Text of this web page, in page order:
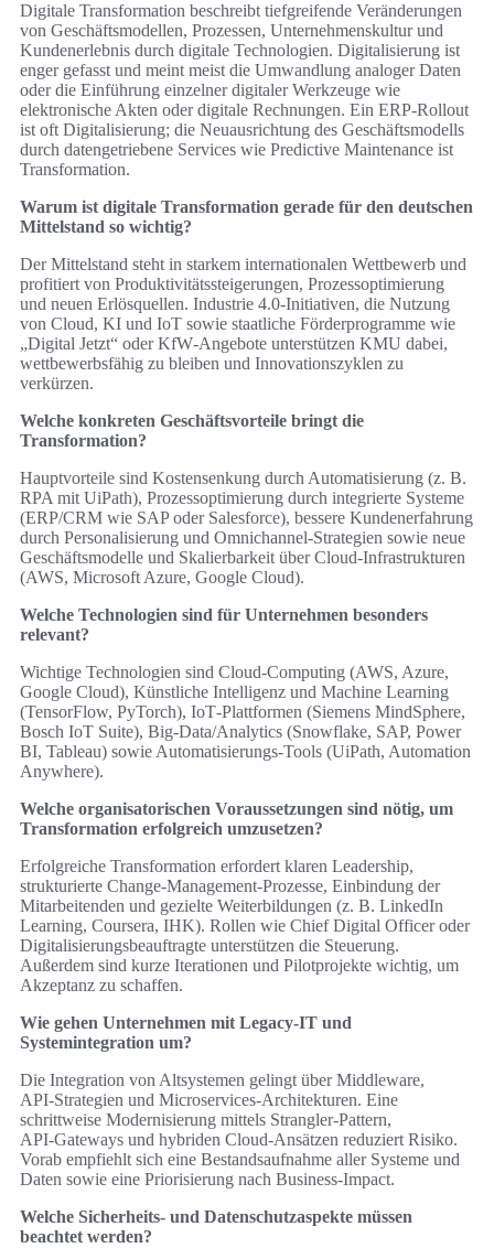
Digitale Transformation beschreibt tiefgreifende Veränderungen
von Geschäftsmodellen, Prozessen, Unternehmenskultur und
Kundenerlebnis durch digitale Technologien. Digitalisierung ist
enger gefasst und meint meist die Umwandlung analoger Daten
oder die Einführung einzelner digitaler Werkzeuge wie
elektronische Akten oder digitale Rechnungen. Ein ERP‑Rollout
ist oft Digitalisierung; die Neuausrichtung des Geschäftsmodells
durch datengetriebene Services wie Predictive Maintenance ist
Transformation.
Warum ist digitale Transformation gerade für den deutschen
Mittelstand so wichtig?
Der Mittelstand steht in starkem internationalen Wettbewerb und
profitiert von Produktivitätssteigerungen, Prozessoptimierung
und neuen Erlösquellen. Industrie 4.0‑Initiativen, die Nutzung
von Cloud, KI und IoT sowie staatliche Förderprogramme wie
„Digital Jetzt“ oder KfW‑Angebote unterstützen KMU dabei,
wettbewerbsfähig zu bleiben und Innovationszyklen zu
verkürzen.
Welche konkreten Geschäftsvorteile bringt die
Transformation?
Hauptvorteile sind Kostensenkung durch Automatisierung (z. B.
RPA mit UiPath), Prozessoptimierung durch integrierte Systeme
(ERP/CRM wie SAP oder Salesforce), bessere Kundenerfahrung
durch Personalisierung und Omnichannel‑Strategien sowie neue
Geschäftsmodelle und Skalierbarkeit über Cloud‑Infrastrukturen
(AWS, Microsoft Azure, Google Cloud).
Welche Technologien sind für Unternehmen besonders
relevant?
Wichtige Technologien sind Cloud‑Computing (AWS, Azure,
Google Cloud), Künstliche Intelligenz und Machine Learning
(TensorFlow, PyTorch), IoT‑Plattformen (Siemens MindSphere,
Bosch IoT Suite), Big‑Data/Analytics (Snowflake, SAP, Power
BI, Tableau) sowie Automatisierungs‑Tools (UiPath, Automation
Anywhere).
Welche organisatorischen Voraussetzungen sind nötig, um
Transformation erfolgreich umzusetzen?
Erfolgreiche Transformation erfordert klaren Leadership,
strukturierte Change‑Management‑Prozesse, Einbindung der
Mitarbeitenden und gezielte Weiterbildungen (z. B. LinkedIn
Learning, Coursera, IHK). Rollen wie Chief Digital Officer oder
Digitalisierungsbeauftragte unterstützen die Steuerung.
Außerdem sind kurze Iterationen und Pilotprojekte wichtig, um
Akzeptanz zu schaffen.
Wie gehen Unternehmen mit Legacy‑IT und
Systemintegration um?
Die Integration von Altsystemen gelingt über Middleware,
API‑Strategien und Microservices‑Architekturen. Eine
schrittweise Modernisierung mittels Strangler‑Pattern,
API‑Gateways und hybriden Cloud‑Ansätzen reduziert Risiko.
Vorab empfiehlt sich eine Bestandsaufnahme aller Systeme und
Daten sowie eine Priorisierung nach Business‑Impact.
Welche Sicherheits- und Datenschutzaspekte müssen
beachtet werden?